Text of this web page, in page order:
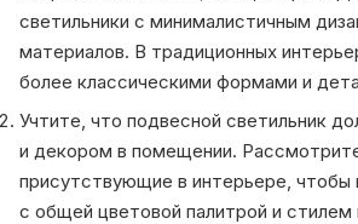
светильники с минималистичным
материалов. В традиционных
более классическими формами и
Учтите, что подвесной светильник
и декором в помещении.
присутствующие в интерьере, чтобы
с общей цветовой палитрой и стилем